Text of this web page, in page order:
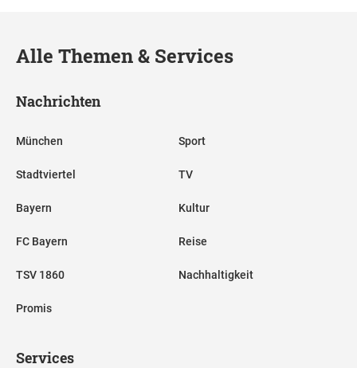
Alle Themen & Services
Nachrichten
München
Stadtviertel
Bayern
FC Bayern
TSV 1860
Promis
Sport
TV
Kultur
Reise
Nachhaltigkeit
Services